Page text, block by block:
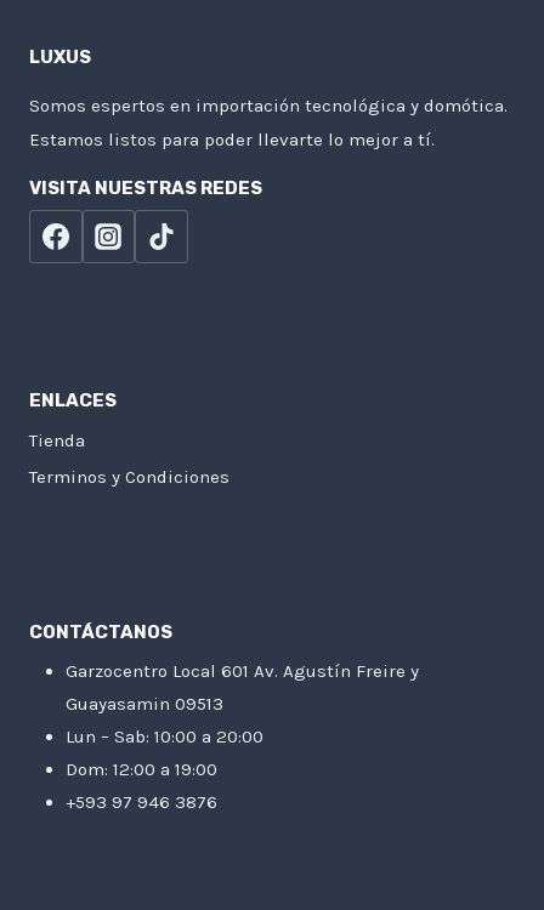
LUXUS
Somos espertos en importación tecnológica y domótica.
Estamos listos para poder llevarte lo mejor a tí.
VISITA NUESTRAS REDES
ENLACES
Tienda
Terminos y Condiciones
CONTÁCTANOS
Garzocentro Local 601 Av. Agustín Freire y
Guayasamin 09513
Lun – Sab: 10:00 a 20:00
Dom: 12:00 a 19:00
+593 97 946 3876